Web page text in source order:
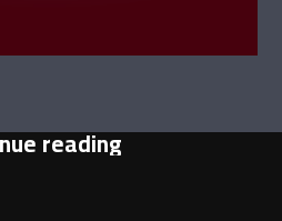
reading